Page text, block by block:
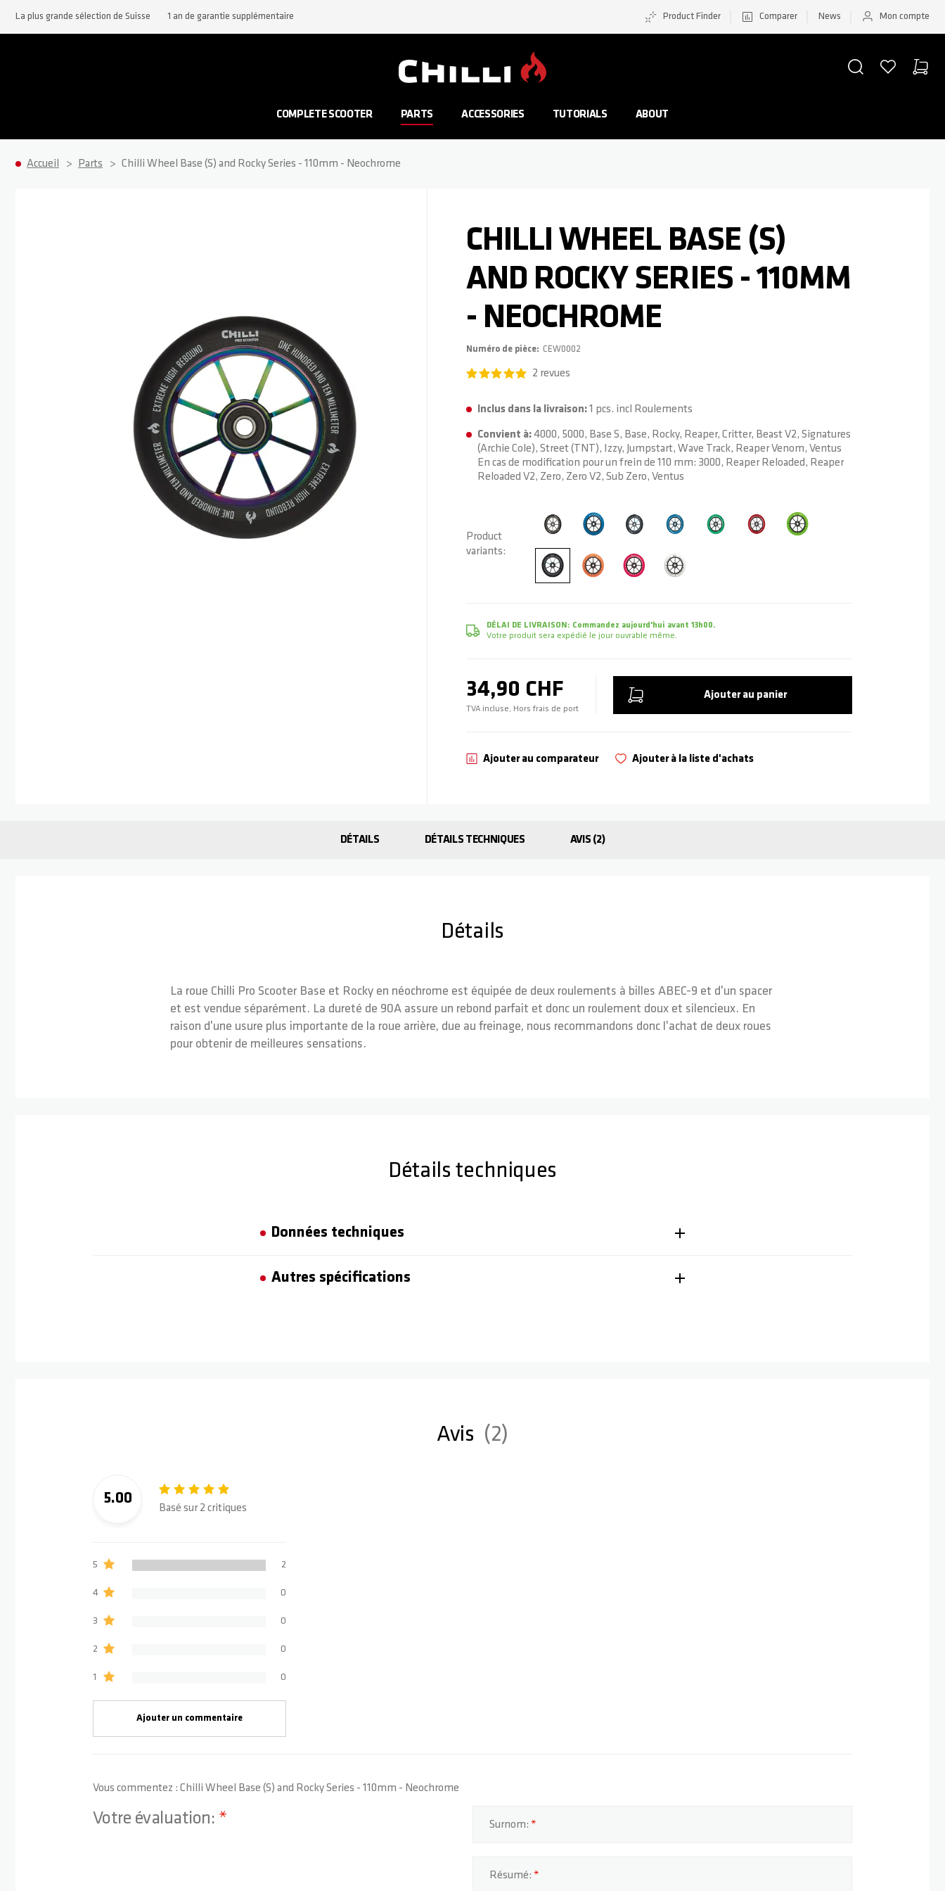
La plus grande sélection de Suisse 1 an de garantie supplémentaire Product Finder Comparer News Mon compte
COMPLETE SCOOTER PARTS ACCESSORIES TUTORIALS ABOUT
CHERCHERLISTE D'ACHATS
PANIER
Accueil Parts Chilli Wheel Base (S) and Rocky Series - 110mm - Neochrome
CHILLI WHEEL BASE (S)
AND ROCKY SERIES - 110MM
- NEOCHROME
Numéro de pièce CEW0002
2 revues
Inclus dans la livraison:1 pcs. incl Roulements
Convient à:4000, 5000, Base S, Base, Rocky, Reaper, Critter, Beast V2, Signatures
(Archie Cole), Street (TNT), Izzy, Jumpstart, Wave Track, Reaper Venom, Ventus
En cas de modification pour un frein de 110 mm: 3000, Reaper Reloaded, Reaper
Reloaded V2, Zero, Zero V2, Sub Zero, Ventus
Product
variants
DÉLAI DE LIVRAISON: Commandez aujourd'hui avant 13h00.
Votre produit sera expédié le jour ouvrable même.
34,90 CHF
TVA incluse, Hors frais de port
Ajouter au panier
Ajouter à la liste d'achats
Ajouter au comparateur
DÉTAILS DÉTAILS TECHNIQUES AVIS 2
Détails
La roue Chilli Pro Scooter Base et Rocky en néochrome est équipée de deux roulements à billes ABEC-9 et d'un spacer
et est vendue séparément. La dureté de 90A assure un rebond parfait et donc un roulement doux et silencieux. En
raison d'une usure plus importante de la roue arrière, due au freinage, nous recommandons donc l'achat de deux roues
pour obtenir de meilleures sensations.
Détails techniques
Données techniques
Autres spécifications
Avis 2
5.00
Basé sur 2 critiques
5 2
4 0
3 0
2 0
1 0
Ajouter un commentaire
Vous commentez : Chilli Wheel Base (S) and Rocky Series - 110mm - Neochrome
Votre évaluation: Surnom:
Résumé: